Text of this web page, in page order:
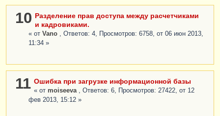
10 Разделение прав доступа между расчетчиками
и кадровиками.
« от Vano
, Ответов: 4, Просмотров: 6758, от 06 июн 2013,
11:34 »
11 Ошибка при загрузке информационной базы
« от moiseeva
, Ответов: 6, Просмотров: 27422, от 12
фев 2013, 15:12 »